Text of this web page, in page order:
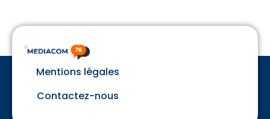
Mentions légales
Contactez-nous